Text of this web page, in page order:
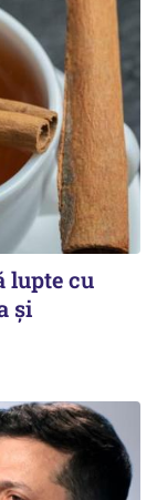
lupte cu
și